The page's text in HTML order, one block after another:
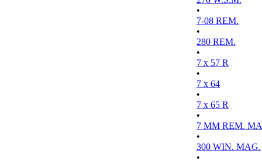
•
7-08 REM.
•
280 REM.
•
7 x 57 R
•
7 x 64
•
7 x 65 R
•
7 MM REM.
•
300 WIN. MAG.
•